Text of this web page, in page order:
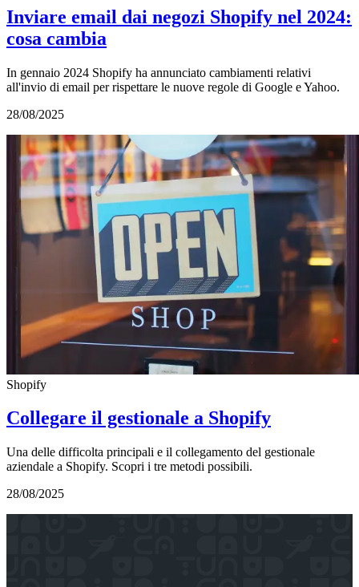
Inviare email dai negozi Shopify nel 2024:
cosa cambia
In gennaio 2024 Shopify ha annunciato cambiamenti relativi
all'invio di email per rispettare le nuove regole di Google e Yahoo.
28/08/2025
Shopify
Collegare il gestionale a Shopify
Una delle difficolta principali e il collegamento del gestionale
aziendale a Shopify. Scopri i tre metodi possibili.
28/08/2025